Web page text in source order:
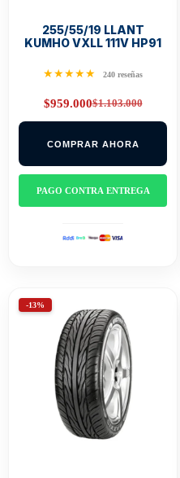
255/55/19 LLANT
KUMHO VXLL 111V HP91
★★★★★ 240 reseñas
$1.103.000
Original
price
$1.103.000.
$959.000Current
price
$959.000.
COMPRAR AHORA
PAGO CONTRA ENTREGA
-13%